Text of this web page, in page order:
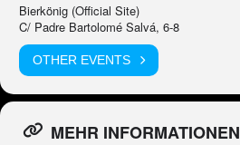
Bierkönig (Official Site)
C/ Padre Bartolomé Salvá, 6-8
OTHER EVENTS
MEHR INFORMATIONEN